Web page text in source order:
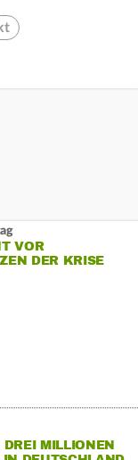
VOR
DER KRISE
DREI MILLIONEN